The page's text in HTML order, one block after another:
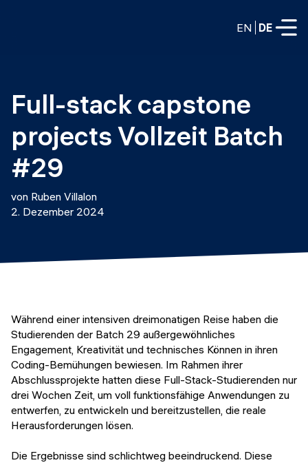
EN DE
VOLLZEITPROGRAMME
Data Science
Web-Entwicklung und KI
TEILZEITROGRAMME
Data Science
DevOps zu LLMOps
KURZKURSE
Generative KI meistern
Python Programmierung
KOSTENLOSE RESSOURCEN
Weiterbildung / Schulung
Consulting
Prototyping
Veranstaltungen
Abschlussprojekte
Alumni Geschichten
Full-stack capstone
projects Vollzeit Batch
#29
von Ruben Villalon
2. Dezember 2024
Während einer intensiven dreimonatigen Reise haben die
Studierenden der Batch 29 außergewöhnliches
Engagement, Kreativität und technisches Können in ihren
Coding-Bemühungen bewiesen. Im Rahmen ihrer
Abschlussprojekte hatten diese Full-Stack-Studierenden nur
drei Wochen Zeit, um voll funktionsfähige Anwendungen zu
entwerfen, zu entwickeln und bereitzustellen, die reale
Herausforderungen lösen.
Die Ergebnisse sind schlichtweg beeindruckend. Diese